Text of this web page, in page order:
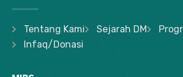
Tentang Kami Sejarah DM
Infaq/Donasi